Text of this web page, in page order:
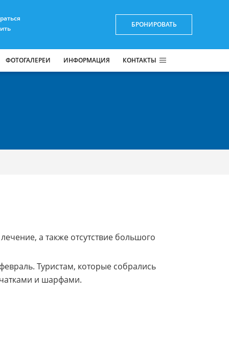
БРОНИРОВАТЬ
ФОТОГАЛЕРЕИ ИНФОРМАЦИЯ КОНТАКТЫ
а также отсутствие большого
Туристам, которые собрались
и шарфами.